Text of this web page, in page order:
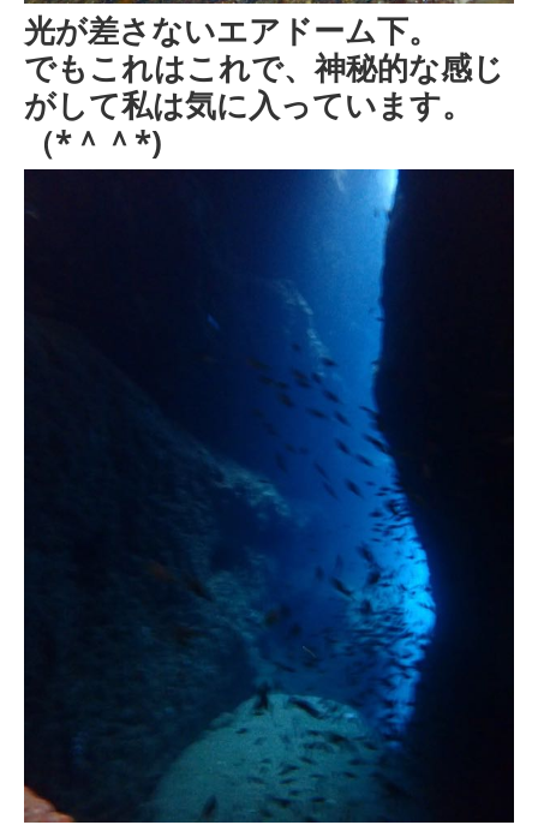
光が差さないエアドーム下。
でもこれはこれで、神秘的な感じ
がして私は気に入っています。
（*＾＾*)